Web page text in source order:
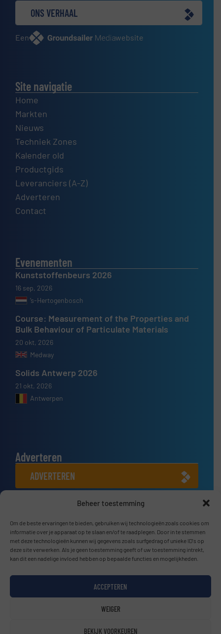
Beheer toestemming
Om de beste ervaringen te bieden, gebruiken wij technologieën zoals cookies om
informatie over je apparaat op te slaan en/of te raadplegen. Door in te stemmen
met deze technologieën kunnen wij gegevens zoals surfgedrag of unieke ID's op
deze site verwerken. Als je geen toestemming geeft of uw toestemming intrekt,
kan dit een nadelige invloed hebben op bepaalde functies en mogelijkheden.
ACCEPTEREN
WEIGER
BEKIJK VOORKEUREN
ONS VERHAAL
Een website
Site navigatie
Home
Markten
Nieuws
Techniek Zones
Kalender old
Productgids
Leveranciers (A-Z)
Adverteren
Contact
Evenementen
Kunststoffenbeurs 2026
16 sep, 2026
’s-Hertogenbosch
Course: Measurement of the Properties and
Bulk Behaviour of Particulate Materials
20 okt, 2026
Medway
Solids Antwerp 2026
21 okt, 2026
Antwerpen
Adverteren
ADVERTEREN
Connect met ons
LINKEDIN
SCHRIJF JE NU IN
Privacy beleid & Algemene Voorwaarden